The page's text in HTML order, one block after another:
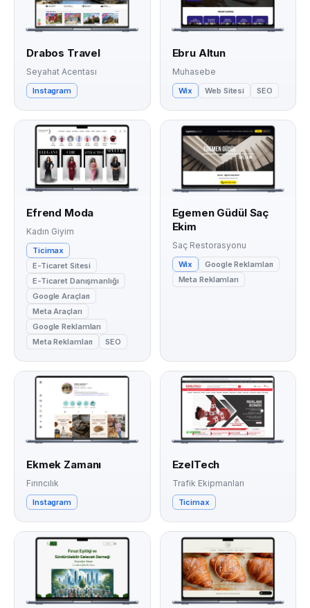
Drabos Travel
Seyahat Acentası
Instagram
Ebru Altun
Muhasebe
Wix Web Sitesi SEO
Efrend Moda
Kadın Giyim
Ticimax
E-Ticaret Sitesi
E-Ticaret Danışmanlığı
Google Araçları
Meta Araçları
Google Reklamları
Meta Reklamları
SEO
Egemen Güdül Saç
Ekim
Saç Restorasyonu
Wix
Google Reklamları
Meta Reklamları
Ekmek Zamanı
Fırıncılık
Instagram
EzelTech
Trafik Ekipmanları
Ticimax